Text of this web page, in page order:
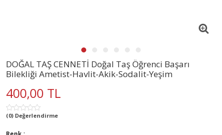
DOĞAL TAŞ CENNETİ Doğal Taş Öğrenci Başarı
Bilekliği Ametist-Havlit-Akik-Sodalit-Yeşim
400,00 TL
(0) Değerlendirme